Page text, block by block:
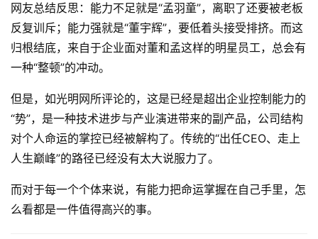
网友总结反思：能力不足就是“孟羽童”，离职了还要被老板
反复训斥；能力强就是“董宇辉”，要低着头接受排挤。而这
归根结底，来自于企业面对董和孟这样的明星员工，总会有
一种“整顿”的冲动。
但是，如光明网所评论的，这是已经是超出企业控制能力的
“势”，是一种技术进步与产业演进带来的副产品，公司结构
对个人命运的掌控已经被解构了。传统的“出任CEO、走上
人生巅峰”的路径已经没有太大说服力了。
而对于每一个个体来说，有能力把命运掌握在自己手里，怎
么看都是一件值得高兴的事。